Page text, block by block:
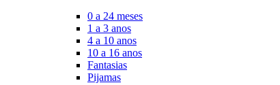
0 a 24 meses
1 a 3 anos
4 a 10 anos
10 a 16 anos
Fantasias
Pijamas